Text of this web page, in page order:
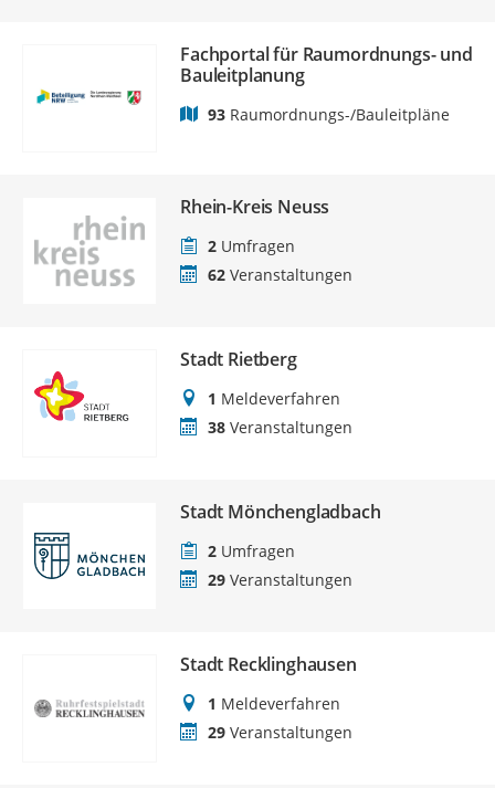
Fachportal für Raumordnungs- und
Bauleitplanung
93 Raumordnungs-/Bauleitpläne
Rhein-Kreis Neuss
2 Umfragen
62 Veranstaltungen
Stadt Rietberg
1 Meldeverfahren
38 Veranstaltungen
Stadt Mönchengladbach
2 Umfragen
29 Veranstaltungen
Stadt Recklinghausen
1 Meldeverfahren
29 Veranstaltungen